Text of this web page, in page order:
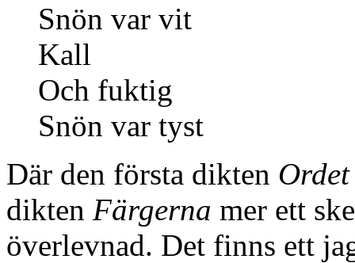
Snön var vit
Kall
Och fuktig
Snön var tyst
Där den första dikten Ordet
dikten Färgerna mer ett
överlevnad. Det finns ett